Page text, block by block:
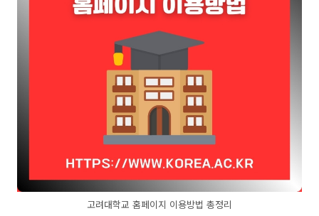
고려대학교 홈페이지 이용방법 총정리